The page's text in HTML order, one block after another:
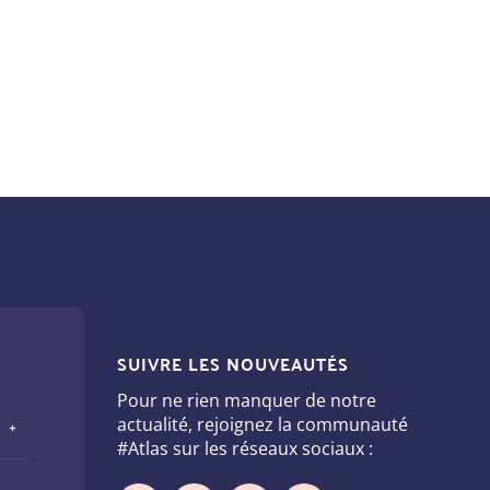
SUIVRE LES NOUVEAUTÉS
Pour ne rien manquer de notre
actualité, rejoignez la communauté
#Atlas sur les réseaux sociaux :